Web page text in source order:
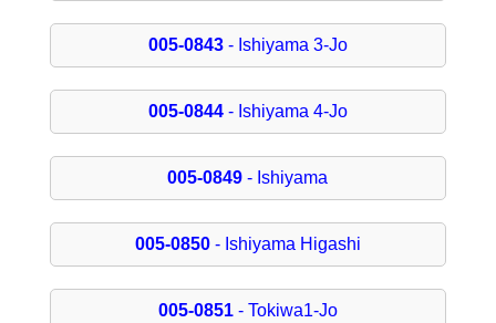
005-0843- Ishiyama 3-Jo
005-0844- Ishiyama 4-Jo
005-0849 - Ishiyama
005-0850- Ishiyama Higashi
005-0851- Tokiwa1-Jo